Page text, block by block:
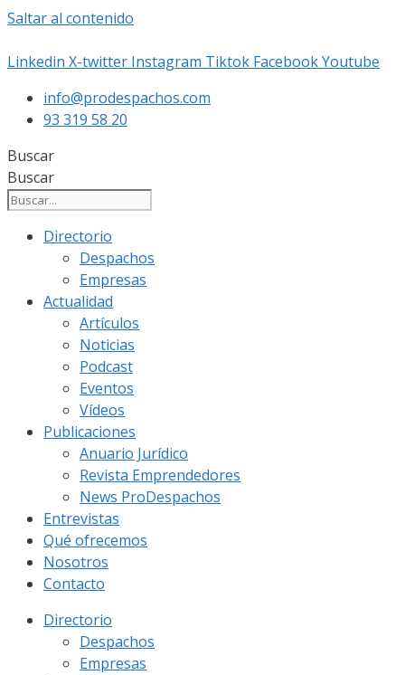
Saltar al contenido
Linkedin X-twitter Instagram Tiktok FacebookYoutube
info@prodespachos.com
93 319 58 20
Buscar
Buscar
Directorio
Despachos
Empresas
Actualidad
Artículos
Noticias
Podcast
Eventos
Vídeos
Publicaciones
Anuario Jurídico
Revista Emprendedores
News ProDespachos
Entrevistas
Qué ofrecemos
Nosotros
Contacto
Directorio
Despachos
Empresas